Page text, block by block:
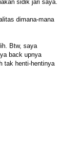
sidik jari saya.
dimana-mana
Btw, saya
back upnya
tak henti-hentinya